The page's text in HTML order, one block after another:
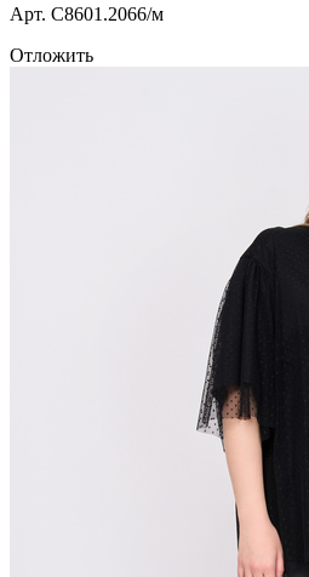
Арт. С8601.2066/м
Отложить